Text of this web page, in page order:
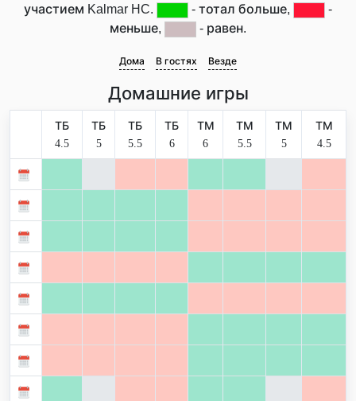
участием Kalmar HC.
- тотал больше,
-
меньше,
- равен.
Дома В гостях Везде
Домашние игры
ТБ
4.5
ТБ
5
ТБ
5.5
ТБ
6
ТМ
6
ТМ
5.5
ТМ
5
ТМ
4.5